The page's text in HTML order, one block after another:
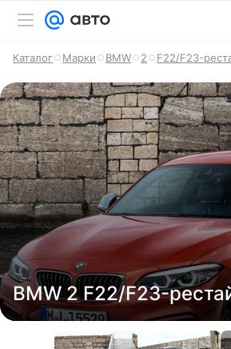
Каталог Марки BMW 2 F22/F23-
BMW 2 F22/F23-